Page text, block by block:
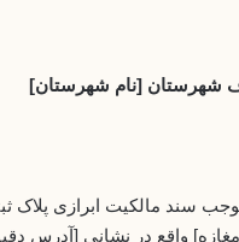
شهرستان [نام شهرستان]
سند مالکیت ابرازی پلاک
مغازه] واقع در نشانی [آدرس